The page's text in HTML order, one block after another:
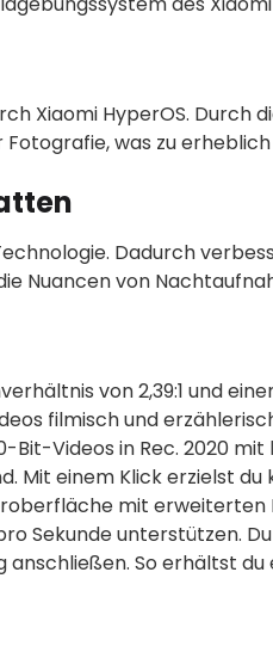
Xiaomi HyperOS.
was zu
Dadurch
Nuancen von
von 2,39:1 und
filmisch und
Videos in Rec. 2020
Mit einem Klick erzielst du
mit
Sekunde unterstützen.
So erhältst du